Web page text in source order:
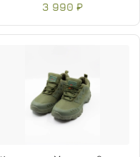
3 990 ₽